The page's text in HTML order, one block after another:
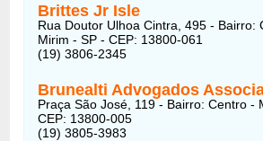
Brittes Jr Isle
Rua Doutor Ulhoa Cintra, 495 - Bairro:
Mirim - SP - CEP: 13800-061
(19) 3806-2345
Brunealti Advogados
Praça São José, 119 - Bairro: Centro -
CEP: 13800-005
(19) 3805-3983